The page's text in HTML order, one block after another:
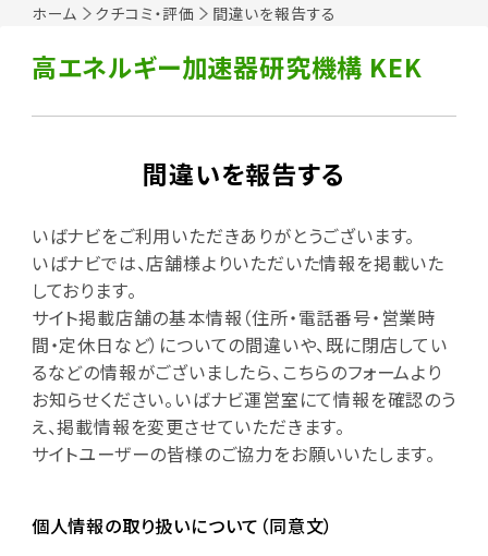
ホーム クチコミ・評価 間違いを報告する
高エネルギー加速器研究機構 KEK
間違いを報告する
いばナビをご利用いただきありがとうございます。
いばナビでは、店舗様よりいただいた情報を掲載いた
しております。
サイト掲載店舗の基本情報（住所・電話番号・営業時
間・定休日など）についての間違いや、既に閉店してい
るなどの情報がございましたら、こちらのフォームより
お知らせください。いばナビ運営室にて情報を確認のう
え、掲載情報を変更させていただきます。
サイトユーザーの皆様のご協力をお願いいたします。
個人情報の取り扱いについて（同意文）